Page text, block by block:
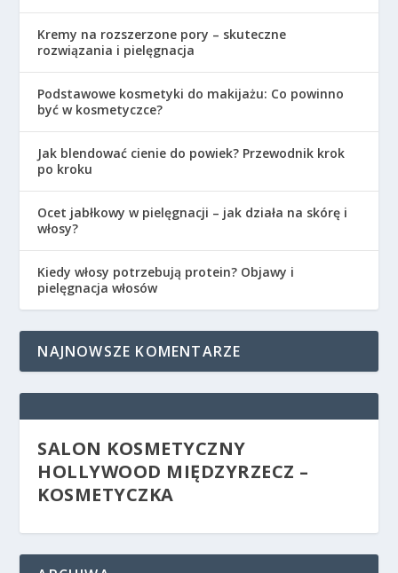
Kremy na rozszerzone pory – skuteczne
rozwiązania i pielęgnacja
Podstawowe kosmetyki do makijażu: Co powinno
być w kosmetyczce?
Jak blendować cienie do powiek? Przewodnik krok
po kroku
Ocet jabłkowy w pielęgnacji – jak działa na skórę i
włosy?
Kiedy włosy potrzebują protein? Objawy i
pielęgnacja włosów
NAJNOWSZE KOMENTARZE
SALON KOSMETYCZNY
HOLLYWOOD MIĘDZYRZECZ –
KOSMETYCZKA